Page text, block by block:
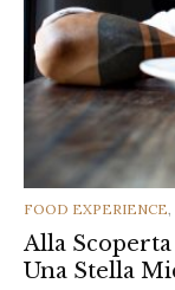
CATEGORIES
FOOD EXPERIENCE
Alla
Una Stella